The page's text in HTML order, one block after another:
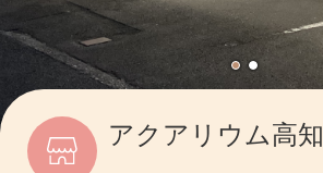
アクアリウム高知